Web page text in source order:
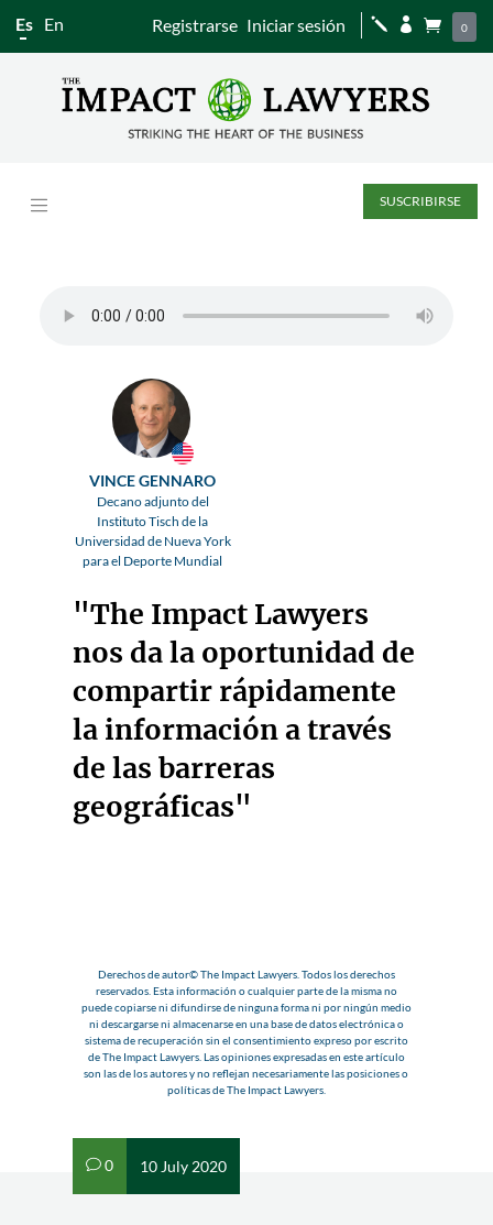
Es En Registrarse Iniciar sesión j   0
SUSCRIBIRSE
VINCE GENNARO
Decano adjunto del
Instituto Tisch de la
Universidad de Nueva York
para el Deporte Mundial
"The Impact Lawyers
nos da la oportunidad de
compartir rápidamente
la información a través
de las barreras
geográficas"
v0 10 July 2020
Derechos de autor© The Impact Lawyers. Todos los derechos
reservados. Esta información o cualquier parte de la misma no
puede copiarse ni difundirse de ninguna forma ni por ningún medio
ni descargarse ni almacenarse en una base de datos electrónica o
sistema de recuperación sin el consentimiento expreso por escrito
de The Impact Lawyers. Las opiniones expresadas en este artículo
son las de los autores y no reflejan necesariamente las posiciones o
políticas de The Impact Lawyers.